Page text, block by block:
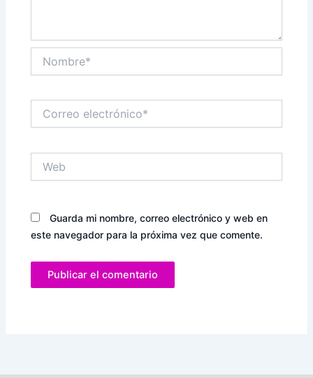
electrónico*
Guarda mi nombre, correo electrónico y web en
este navegador para la próxima vez que comente.